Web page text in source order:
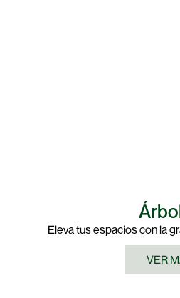
Eleva tus espacios con la
VER